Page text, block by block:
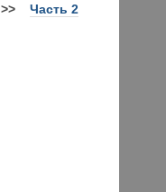
>> Часть 2